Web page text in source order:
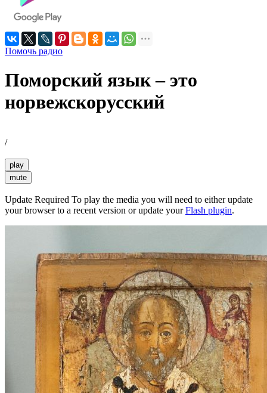
Помочь радио
Поморский язык – это
норвежскорусский
/
play
mute
Update Required To play the media you will need to either update
your browser to a recent version or update yourFlash plugin.